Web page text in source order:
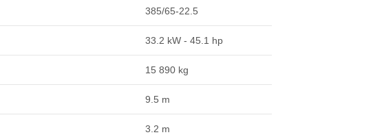
385/65-22.5
33.2 kW - 45.1 hp
15 890 kg
9.5 m
3.2 m